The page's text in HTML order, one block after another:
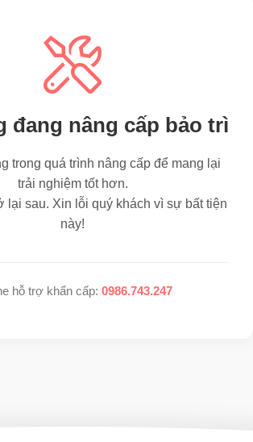
đang nâng cấp bảo trì
trong quá trình nâng cấp để mang lại
trải nghiệm tốt hơn.
lại sau. Xin lỗi quý khách vì sự bất tiện
này!
hỗ trợ khẩn cấp: 0986.743.247